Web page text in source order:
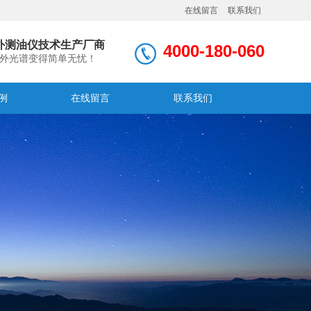
在线留言 联系我们
4000-180-060
测油仪技术生产厂商
光谱变得简单无忧！
在线留言 联系我们